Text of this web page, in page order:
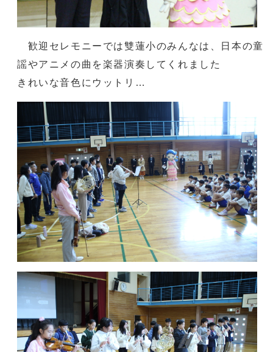
歓迎セレモニーでは雙蓮小のみんなは、日本の童
謡やアニメの曲を楽器演奏してくれました
きれいな音色にウットリ…